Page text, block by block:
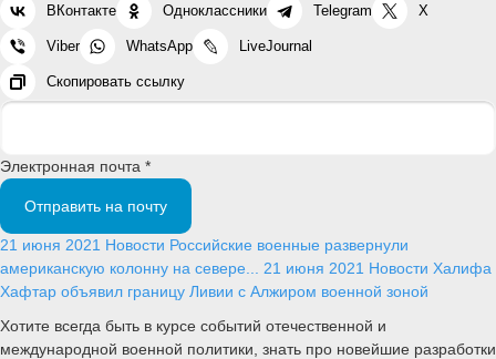
ВКонтакте Одноклассники Telegram X
Viber WhatsApp LiveJournal
Скопировать ссылку
Электронная почта *
Отправить на почту
21 июня 2021 Новости Российские военные развернули
американскую колонну на севере... 21 июня 2021 Новости Халифа
Хафтар объявил границу Ливии с Алжиром военной зоной
Хотите всегда быть в курсе событий отечественной и
международной военной политики, знать про новейшие разработки